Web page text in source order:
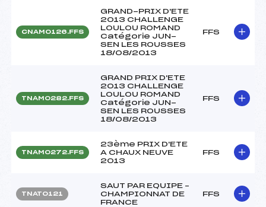
CNAM0126.FFS
GRAND-PRIX D'ETE
2013 CHALLENGE
LOULOU ROMAND
Catégorie JUN-
SEN LES ROUSSES
18/08/2013
FFS
TNAM0282.FFS
GRAND PRIX D'ETE
2013 CHALLENGE
LOULOU ROMAND
Catégorie JUN-
SEN LES ROUSSES
18/08/2013
FFS
TNAM0272.FFS
23ème PRIX D'ETE
A CHAUX NEUVE
2013
FFS
TNAT0121
SAUT PAR EQUIPE –
CHAMPIONNAT DE
FRANCE
FFS